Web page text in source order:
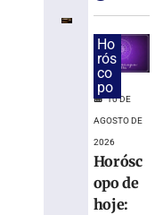
debate
regional
sobre
desafios
tributação
municipal
agosto
Ho
rós
co
po
10 DE
AGOSTO DE
2026
Horósc
opo de
hoje: